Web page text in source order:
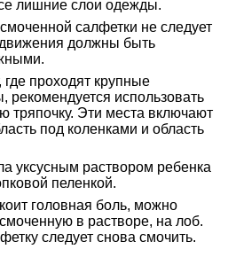
лишние слои одежды.
салфетки не следует
движения должны быть
проходят крупные
рекомендуется использовать
тряпочку. Эти места включают
под коленками и область
уксусным раствором ребенка
пеленкой.
головная боль, можно
в растворе, на лоб.
следует снова смочить.